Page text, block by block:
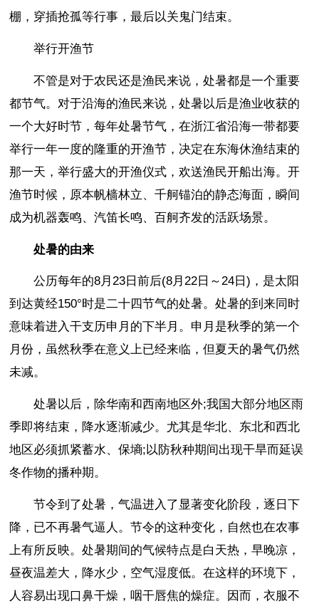
棚，穿插抢孤等行事，最后以关鬼门结束。
举行开渔节
不管是对于农民还是渔民来说，处暑都是一个重要
都节气。对于沿海的渔民来说，处暑以后是渔业收获的
一个大好时节，每年处暑节气，在浙江省沿海一带都要
举行一年一度的隆重的开渔节，决定在东海休渔结束的
那一天，举行盛大的开渔仪式，欢送渔民开船出海。开
渔节时候，原本帆樯林立、千舸锚泊的静态海面，瞬间
成为机器轰鸣、汽笛长鸣、百舸齐发的活跃场景。
处暑的由来
公历每年的8月23日前后(8月22日～24日)，是太阳
到达黄经150°时是二十四节气的处暑。处暑的到来同时
意味着进入干支历申月的下半月。申月是秋季的第一个
月份，虽然秋季在意义上已经来临，但夏天的暑气仍然
未减。
处暑以后，除华南和西南地区外;我国大部分地区雨
季即将结束，降水逐渐减少。尤其是华北、东北和西北
地区必须抓紧蓄水、保墒;以防秋种期间出现干旱而延误
冬作物的播种期。
节令到了处暑，气温进入了显著变化阶段，逐日下
降，已不再暑气逼人。节令的这种变化，自然也在农事
上有所反映。处暑期间的气候特点是白天热，早晚凉，
昼夜温差大，降水少，空气湿度低。在这样的环境下，
人容易出现口鼻干燥，咽干唇焦的燥症。因而，衣服不